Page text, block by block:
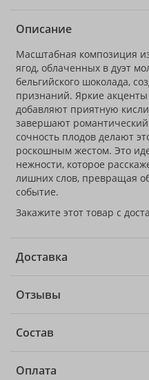
Описание
Масштабная композиция
ягод, облаченных в дуэт
бельгийского шоколада,
признаний. Яркие
добавляют приятную
завершают
сочность плодов делают
роскошным жестом. Это
нежности, которое
лишних слов, превращая
событие.
Закажите этот товар с
Доставка
Отзывы
Состав
Оплата